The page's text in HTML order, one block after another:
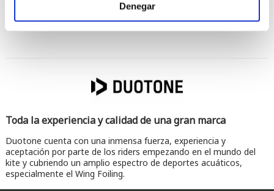
Denegar
Toda la experiencia y calidad de una gran marca
Duotone cuenta con una inmensa fuerza, experiencia y
aceptación por parte de los riders empezando en el mundo del
kite y cubriendo un amplio espectro de deportes acuáticos,
especialmente el Wing Foiling.